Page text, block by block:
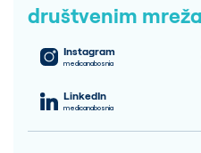
društvenim
Instagram
medicanabosnia
LinkedIn
medicanabosnia